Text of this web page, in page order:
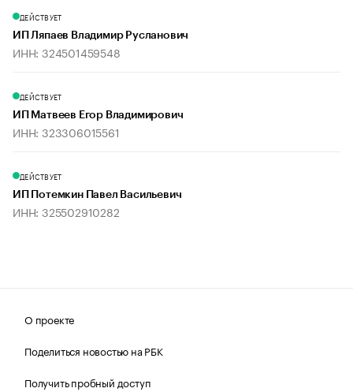
ДЕЙСТВУЕТ
ИП Ляпаев Владимир Русланович
ИНН: 324501459548
ДЕЙСТВУЕТ
ИП Матвеев Егор Владимирович
ИНН: 323306015561
ДЕЙСТВУЕТ
ИП Потемкин Павел Васильевич
ИНН: 325502910282
О проекте
Поделиться новостью на РБК
Получить пробный доступ